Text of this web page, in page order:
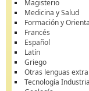
Magisterio
Medicina y Salud
Formación y
Francés
Español
Latín
Griego
Otras lenguas
Tecnología